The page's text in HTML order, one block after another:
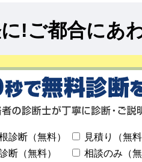
!ご都合にあ
診断（無料）
見積り（無料
断（無料）
相談のみ（無